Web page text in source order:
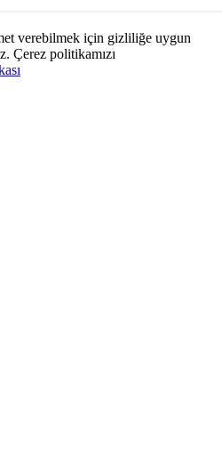
verebilmek için gizliliğe uygun
Çerez politikamızı